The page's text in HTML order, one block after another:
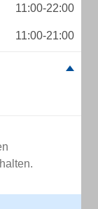
11:00-22:00
11:00-21:00